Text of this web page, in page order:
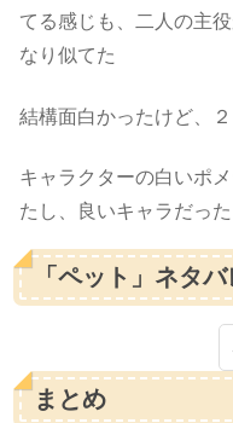
てる感じも、二人の主
なり似てた
結構面白かったけど、
キャラクターの白いポ
たし、良いキャラだっ
「ペット」ネタ
まとめ